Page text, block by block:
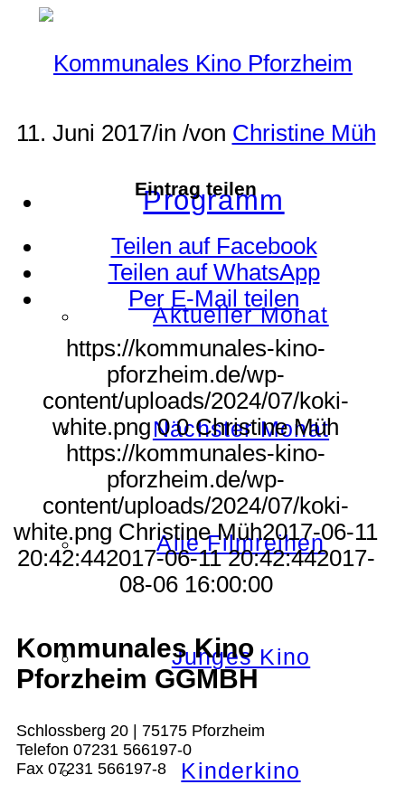
Programm
Aktueller Monat
Nächster Monat
Alle Filmreihen
Junges Kino
Kinderkino
11. Juni 2017/in /von Christine Müh
Eintrag teilen
Teilen auf Facebook
Teilen auf WhatsApp
Per E-Mail teilen
https://kommunales-kino-
pforzheim.de/wp-
content/uploads/2024/07/koki-
white.png 0 0 Christine Müh
https://kommunales-kino-
pforzheim.de/wp-
content/uploads/2024/07/koki-
white.png Christine Müh2017-06-11
20:42:442017-06-11 20:42:442017-
08-06 16:00:00
Kommunales Kino
Pforzheim GGMBH
Schlossberg 20 | 75175 Pforzheim
Telefon 07231 566197-0
Fax 07231 566197-8